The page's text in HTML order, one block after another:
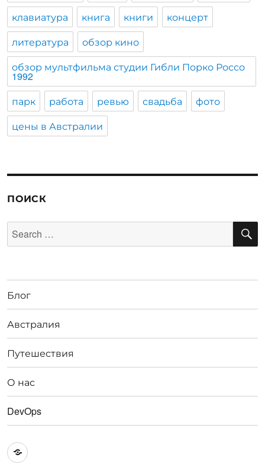
клавиатура
книга книги
концерт
литература
обзор кино
обзор мультфильма студии Гибли Порко Россо
1992
парк
работа ревью свадьба
фото
цены в Австралии
ПОИСК
Search
for:
Блог
Австралия
Путешествия
О нас
DevOps
Австралия